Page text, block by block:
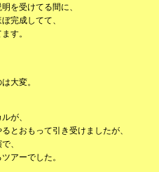
を受けてる間に、
完成してて、
す。
大変。
が、
とおもって引き受けましたが、
、
アーでした。